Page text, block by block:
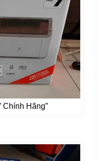
Chính Hãng”